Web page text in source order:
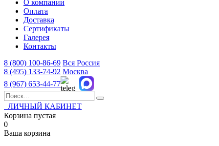
О компании
Оплата
Доставка
Сертификаты
Галерея
Контакты
8 (800) 100-86-69 Вся Россия
8 (495) 133-74-92 Москва
8 (967) 653-44-77
ЛИЧНЫЙ КАБИНЕТ
Корзина пустая
0
Ваша корзина